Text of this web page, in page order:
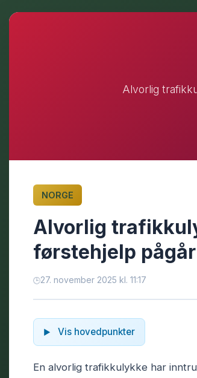
Alvorlig
NORGE
Alvorlig
førstehjelp pågår
27. november 2025 kl. 11:17
Vis hovedpunkter
En alvorlig trafikkulykke har